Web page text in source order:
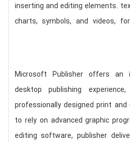
inserting and editing elements.
charts, symbols, and videos,
Microsoft Publisher offers an
desktop publishing
professionally designed print
to rely on advanced graphic
editing software, publisher